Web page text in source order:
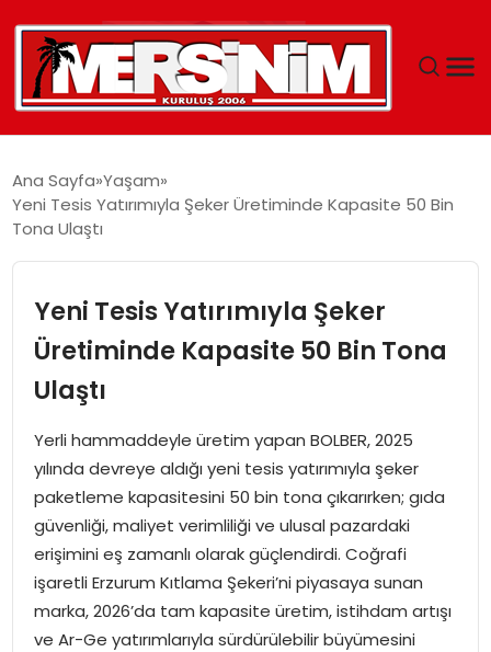
YAŞAM
SAĞLIK
EĞITIM
SPOR
EKONOMI
MAGAZIN
DÜNYA
Ana Sayfa Yaşam
Yeni Tesis Yatırımıyla Şeker Üretiminde Kapasite 50 Bin
Tona Ulaştı
Yeni Tesis Yatırımıyla Şeker
Üretiminde Kapasite 50 Bin Tona
Ulaştı
Yerli hammaddeyle üretim yapan BOLBER, 2025
yılında devreye aldığı yeni tesis yatırımıyla şeker
paketleme kapasitesini 50 bin tona çıkarırken; gıda
güvenliği, maliyet verimliliği ve ulusal pazardaki
erişimini eş zamanlı olarak güçlendirdi. Coğrafi
işaretli Erzurum Kıtlama Şekeri’ni piyasaya sunan
marka, 2026’da tam kapasite üretim, istihdam artışı
ve Ar-Ge yatırımlarıyla sürdürülebilir büyümesini